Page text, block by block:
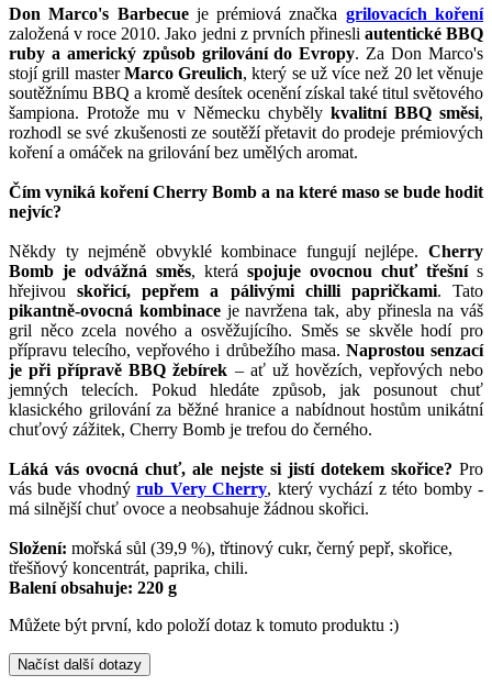
Don Marco's Barbecueje prémiová značka grilovacích koření
založená v roce 2010. Jako jedni z prvních přinesli autentické BBQ
ruby a americký způsob grilování do Evropy. Za Don Marco's
stojí grill masterMarco Greulich, který se už více než 20 let věnuje
soutěžnímu BBQ a kromě desítek ocenění získal také titul světového
šampiona. Protože mu v Německu chyběly kvalitní BBQ směsi,
rozhodl se své zkušenosti ze soutěží přetavit do prodeje prémiových
koření a omáček na grilování bez umělých aromat.
Čím vyniká koření Cherry Bomb a na které maso se bude hodit
nejvíc?
Někdy ty nejméně obvyklé kombinace fungují nejlépe. Cherry
Bomb je odvážná směs, která spojuje ovocnou chuť třešní s
hřejivouskořicí, pepřem a pálivými chilli papričkami. Tato
pikantně-ovocná kombinaceje navržena tak, aby přinesla na váš
gril něco zcela nového a osvěžujícího. Směs se skvěle hodí pro
přípravu telecího, vepřového i drůbežího masa. Naprostou senzací
je při přípravě BBQ žebírek – ať už hovězích, vepřových nebo
jemných telecích. Pokud hledáte způsob, jak posunout chuť
klasického grilování za běžné hranice a nabídnout hostům unikátní
chuťový zážitek, Cherry Bomb je trefou do černého.
Láká vás ovocná chuť, ale nejste si jistí dotekem skořice? Pro
vás bude vhodný rub Very Cherry, který vychází z této bomby -
má silnější chuť ovoce a neobsahuje žádnou skořici.
Složení: mořská sůl (39,9 %), třtinový cukr, černý pepř, skořice,
třešňový koncentrát, paprika, chili.
Balení obsahuje: 220 g
Můžete být první, kdo položí dotaz k tomuto produktu :)
Načíst další dotazy